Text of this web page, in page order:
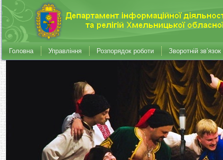
Головна Управління Розпорядок роботи Зворотній зв’язок